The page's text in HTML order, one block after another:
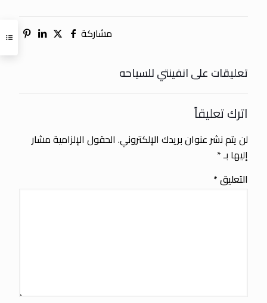
مشاركة
تعليقات على انفينتي للسياحه
اترك تعليقاً
لن يتم نشر عنوان بريدك الإلكتروني. الحقول الإلزامية مشار
إليها بـ*
التعليق*